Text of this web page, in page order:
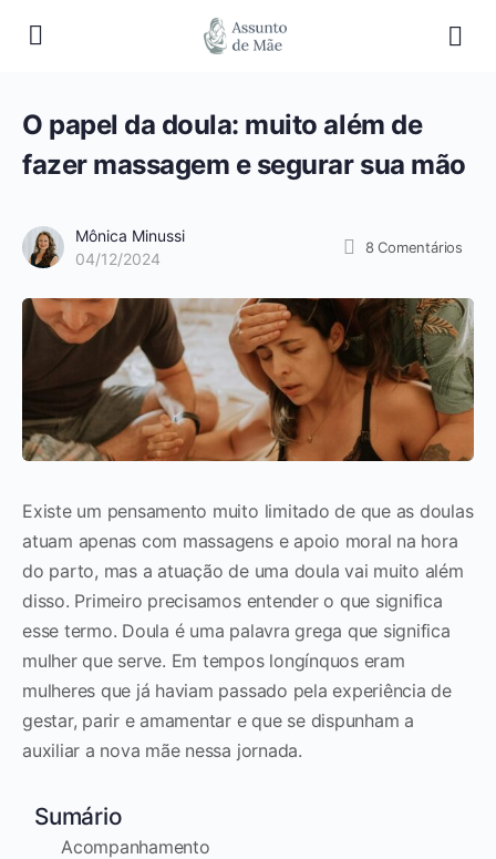
O papel da doula: muito além de
fazer massagem e segurar sua mão
Mônica Minussi
04/12/2024
8Comentários
Existe um pensamento muito limitado de que as doulas
atuam apenas com massagens e apoio moral na hora
do parto, mas a atuação de uma doula vai muito além
disso. Primeiro precisamos entender o que significa
esse termo. Doula é uma palavra grega que significa
mulher que serve. Em tempos longínquos eram
mulheres que já haviam passado pela experiência de
gestar, parir e amamentar e que se dispunham a
auxiliar a nova mãe nessa jornada.
Sumário
Acompanhamento